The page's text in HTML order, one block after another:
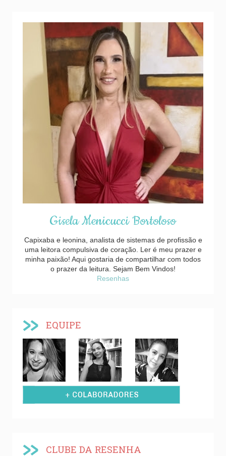
Gisela Menicucci Bortoloso
Capixaba e leonina, analista de sistemas de profissão e
uma leitora compulsiva de coração. Ler é meu prazer e
minha paixão! Aqui gostaria de compartilhar com todos
o prazer da leitura. Sejam Bem Vindos!
Resenhas
EQUIPE
CLUBE DA RESENHA